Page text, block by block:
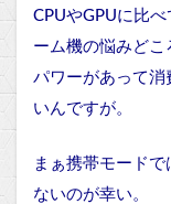
CPUやGPUに比
ーム機の悩みどこ
パワーがあって消
いんですが。
まぁ携帯モード
ないのが幸い。